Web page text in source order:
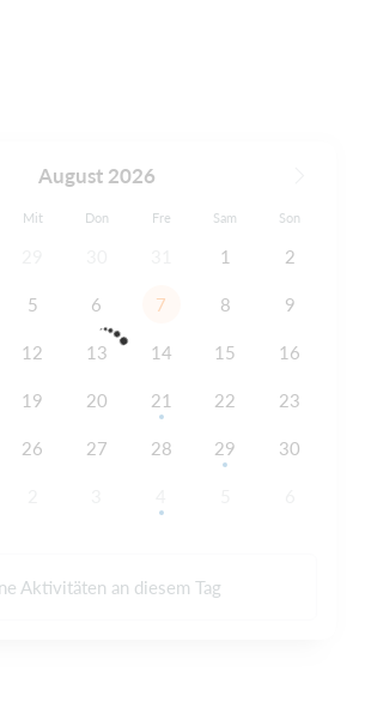
August 2026
Mit Don Fre Sam Son
1 2
5 6 7 8 9
12 13 14 15 16
19 20 21 22 23
26 27 28 29 30
Aktivitäten an diesem Tag